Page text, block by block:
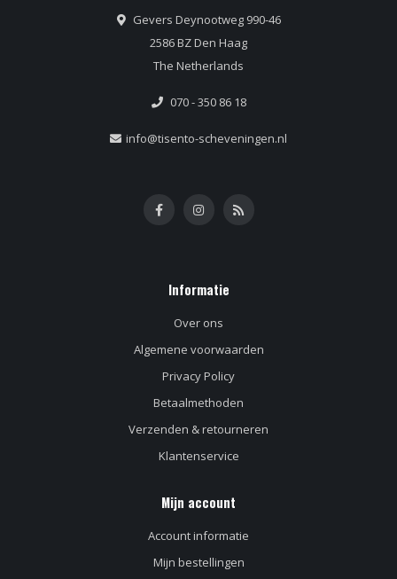
Gevers Deynootweg 990-46
2586 BZ Den Haag
The Netherlands
070 - 350 86 18
info@tisento-scheveningen.nl
Informatie
Over ons
Algemene voorwaarden
Privacy Policy
Betaalmethoden
Verzenden & retourneren
Klantenservice
Mijn account
Account informatie
Mijn bestellingen